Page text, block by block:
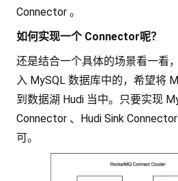
Connector 。
如何实现一个 Connector呢？
还是结合一个具体的场景看一看
入 MySQL 数据库中的，希望将
到数据湖 Hudi 当中。只要实现
Connector 、Hudi Sink
可。